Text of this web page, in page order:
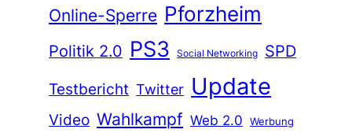
Online-Sperre Pforzheim
Politik 2.0 PS3 Social Networking
SPD
Testbericht Twitter Update
Video Wahlkampf Web 2.0 Werbung